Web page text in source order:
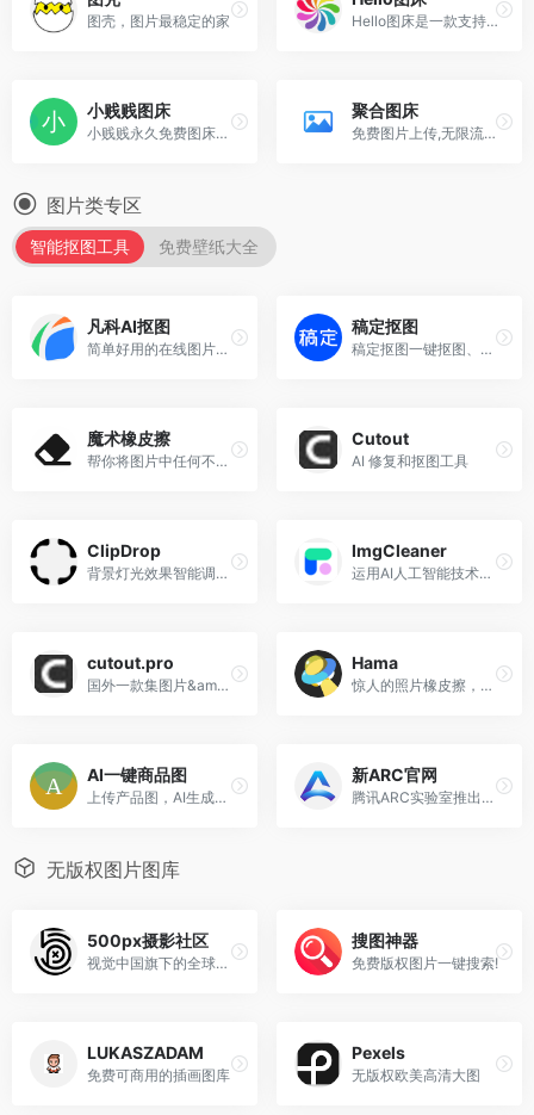
图壳，图片最稳定的家 Hello图床是一款支持多图上传,粘贴上传,URL上传,图片压缩,图片鉴黄等多种实用功能,提供高速稳定的图片上传和外链服务与全球CDN加速服务
小贱贱图床
小贱贱永久免费图床，支出图床API合作，支持批量上传
聚合图床
免费图片上传,无限流量,无限外链,全网CDN,提供API和客户端上传图片
图片类专区
智能抠图工具 免费壁纸大全
凡科AI抠图
简单好用的在线图片处理工具。
稿定抠图
稿定抠图一键抠图、强大的在线抠图工具
魔术橡皮擦
帮你将图片中任何不需要的部分智能擦除、填补背景内容。
Cutout
AI 修复和抠图工具
ClipDrop
背景灯光效果智能调节，在几秒钟内创建令人惊叹的视觉效果
ImgCleaner
运用AI人工智能技术，一键去水印图片等
cutout.pro
国外一款集图片&amp;视频处理的在线网站，可提供批量抠图、去水印、视频抠图、一键生成漫画、视频转漫画、图像修复、视频转漫画、AI绘画等功能。
Hama
惊人的照片橡皮擦，上传图片一键去除不需要元素
AI一键商品图
上传产品图，AI生成海量场景图
新ARC官网
腾讯ARC实验室推出的AI人像修复、抠图和增强工具
无版权图片图库
500px摄影社区
视觉中国旗下的全球知名摄影社区
搜图神器
免费版权图片一键搜索!
LUKASZADAM
免费可商用的插画图库
Pexels
无版权欧美高清大图